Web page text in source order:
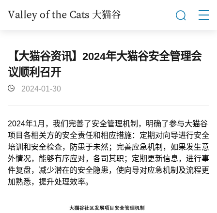
【大猫谷资讯】2024年大猫谷安全管理会
议顺利召开
2024-01-30
2024年1月，我们完善了安全管理机制，明确了参与大猫谷
项目各相关方的安全责任和相应措施：定期对向导进行安全
培训和安全检查，防患于未然；完善应急机制，如果发生意
外情况，能够有序应对，各司其职；定期更新信息，进行事
件复盘，减少潜在的安全隐患，使向导对应急机制及流程更
加熟悉，提升处理效率。